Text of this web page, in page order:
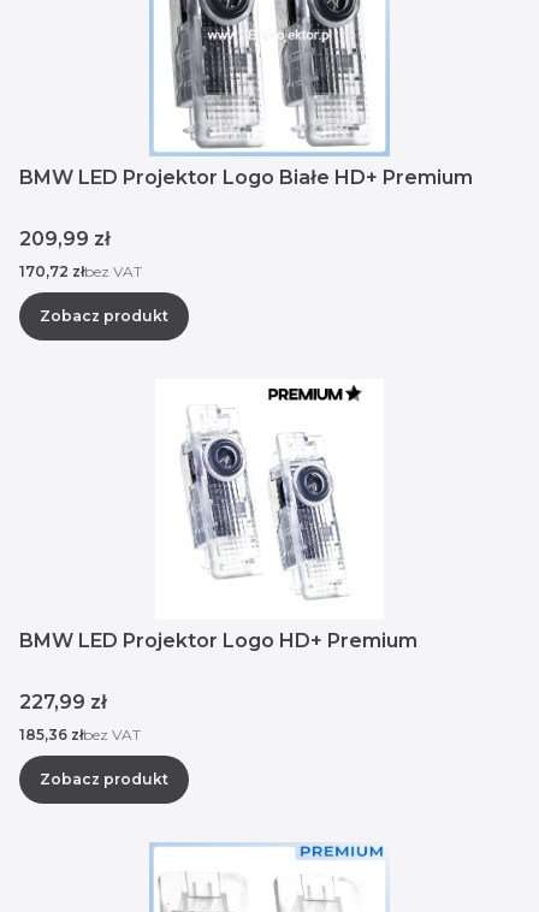
BMW LED Projektor Logo Białe HD+ Premium
Cena
209,99 zł
Cena
170,72 złbez VAT
Zobacz produkt
BMW LED Projektor Logo HD+ Premium
Cena
227,99 zł
Cena
185,36 złbez VAT
Zobacz produkt